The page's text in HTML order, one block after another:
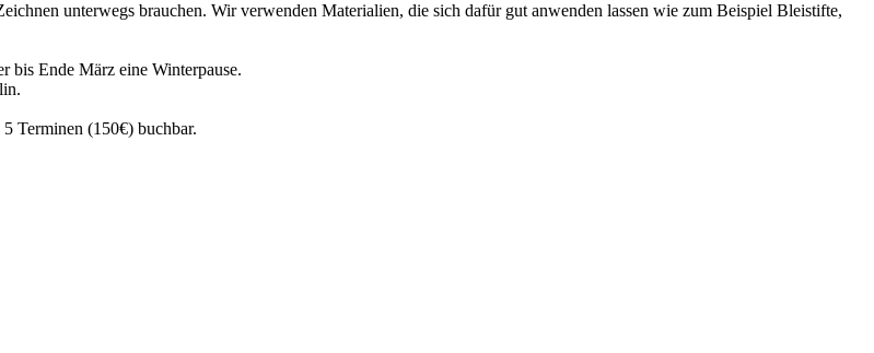
unterwegs brauchen. Wir verwenden Materialien, die sich dafür gut anwenden lassen wie zum Beispiel Bleistifte,
bis Ende März eine Winterpause.
Terminen (150€) buchbar.